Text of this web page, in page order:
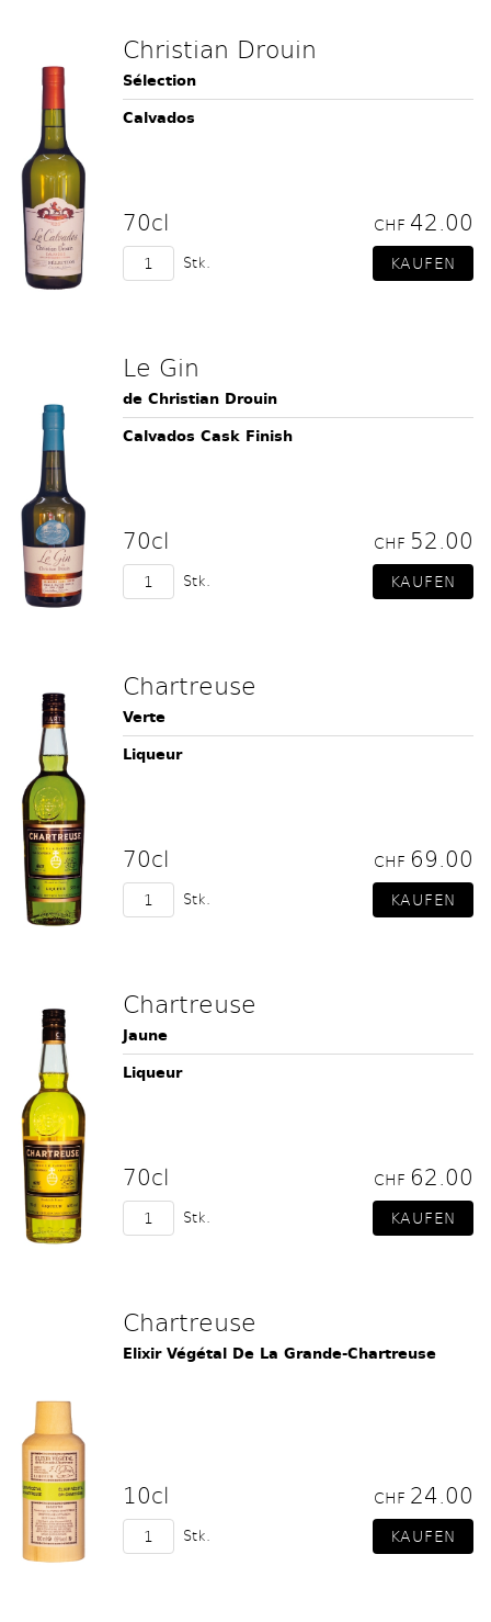
Christian Drouin
Sélection
Calvados
70cl CHF 42.00
Stk.
Le Gin
de Christian Drouin
Calvados Cask Finish
70cl CHF 52.00
Stk.
Chartreuse
Verte
Liqueur
70cl CHF 69.00
Stk.
Chartreuse
Jaune
Liqueur
70cl CHF 62.00
Stk.
Chartreuse
Elixir Végétal De La Grande-Chartreuse
10cl CHF 24.00
Stk.